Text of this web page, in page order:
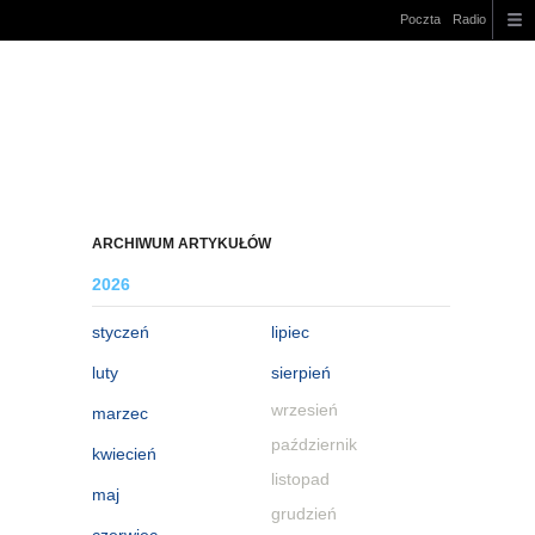
Poczta Radio
ARCHIWUM ARTYKUŁÓW
2026
styczeń
luty
marzec
kwiecień
maj
lipiec
sierpień
wrzesień
październik
listopad
grudzień